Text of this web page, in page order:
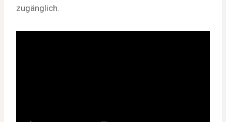
zugänglich.